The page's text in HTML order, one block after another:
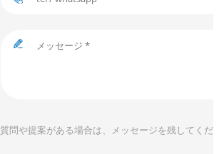
質問や提案がある場合は、メッセージを残してくだ